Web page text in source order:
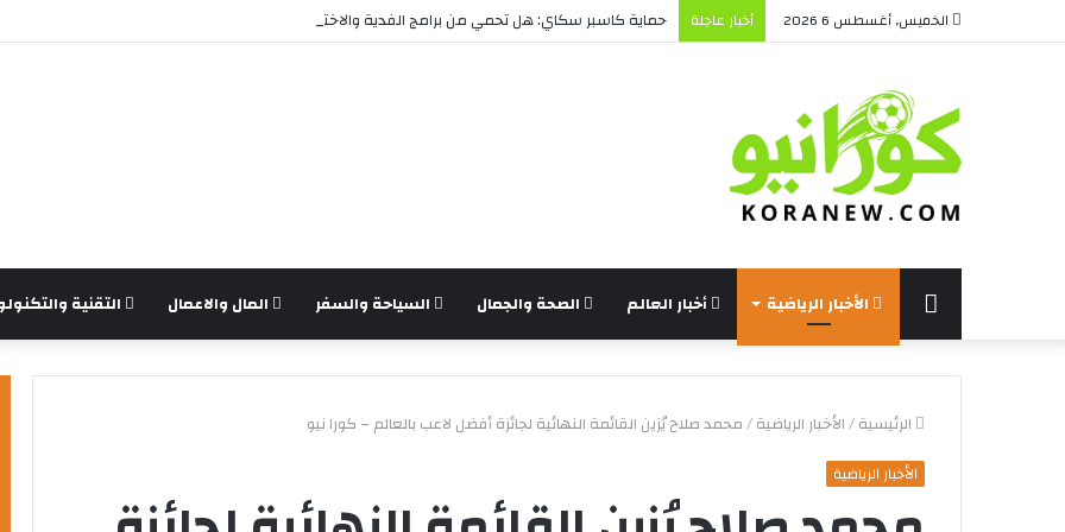
الخميس, أغسطس 6 2026 أخبار عاجلة حماية كاسبر سكاي: هل تحمي من برامج الفدية والاختراقات الحديثة؟
الرئيسة الأخبار الرياضية أخبار العالم الصحة والجمال السياحة والسفر المال والاعمال التقنية
الرئيسية/الأخبار الرياضية/محمد صلاح يُزين القائمة النهائية لجائزة أفضل لاعب بالعالم – كورا نيو
الأخبار الرياضية